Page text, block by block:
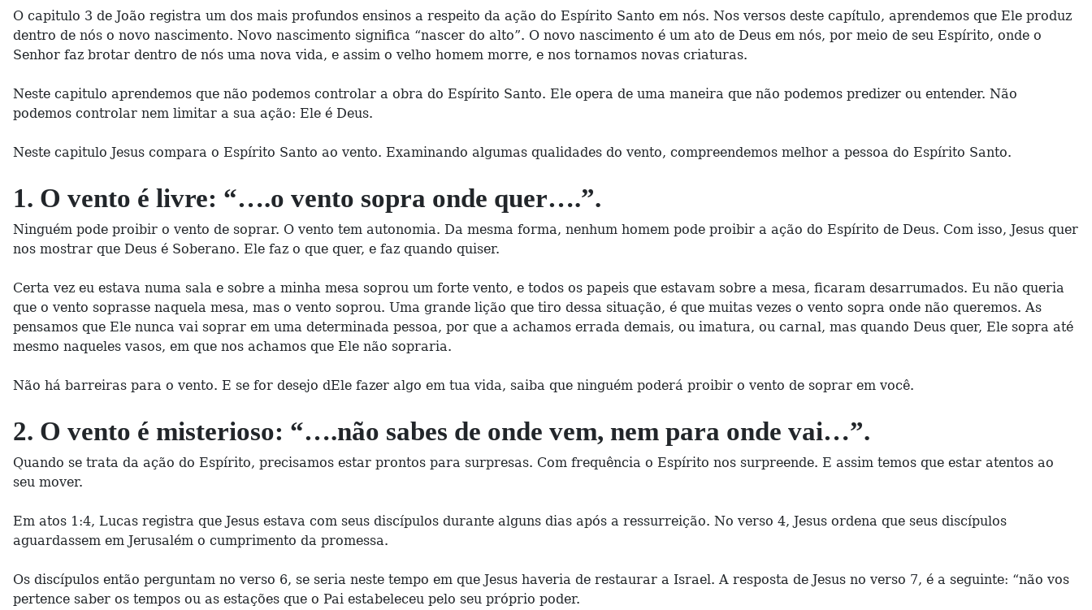
O capitulo 3 de João registra um dos mais profundos ensinos a respeito da ação do Espírito Santo em nós. Nos versos deste capítulo, aprendemos que Ele produz
dentro de nós o novo nascimento. Novo nascimento significa “nascer do alto”. O novo nascimento é um ato de Deus em nós, por meio de seu Espírito, onde o
Senhor faz brotar dentro de nós uma nova vida, e assim o velho homem morre, e nos tornamos novas criaturas.
Neste capitulo aprendemos que não podemos controlar a obra do Espírito Santo. Ele opera de uma maneira que não podemos predizer ou entender. Não
podemos controlar nem limitar a sua ação: Ele é Deus.
Neste capitulo Jesus compara o Espírito Santo ao vento. Examinando algumas qualidades do vento, compreendemos melhor a pessoa do Espírito Santo.
1. O vento é livre: “….o vento sopra onde quer….”.
Ninguém pode proibir o vento de soprar. O vento tem autonomia. Da mesma forma, nenhum homem pode proibir a ação do Espírito de Deus. Com isso, Jesus quer
nos mostrar que Deus é Soberano. Ele faz o que quer, e faz quando quiser.
Certa vez eu estava numa sala e sobre a minha mesa soprou um forte vento, e todos os papeis que estavam sobre a mesa, ficaram desarrumados. Eu não queria
que o vento soprasse naquela mesa, mas o vento soprou. Uma grande lição que tiro dessa situação, é que muitas vezes o vento sopra onde não queremos. As
pensamos que Ele nunca vai soprar em uma determinada pessoa, por que a achamos errada demais, ou imatura, ou carnal, mas quando Deus quer, Ele sopra até
mesmo naqueles vasos, em que nos achamos que Ele não sopraria.
Não há barreiras para o vento. E se for desejo dEle fazer algo em tua vida, saiba que ninguém poderá proibir o vento de soprar em você.
2. O vento é misterioso: “….não sabes de onde vem, nem para onde vai…”.
Quando se trata da ação do Espírito, precisamos estar prontos para surpresas. Com frequência o Espírito nos surpreende. E assim temos que estar atentos ao
seu mover.
Em atos 1:4, Lucas registra que Jesus estava com seus discípulos durante alguns dias após a ressurreição. No verso 4, Jesus ordena que seus discípulos
aguardassem em Jerusalém o cumprimento da promessa.
Os discípulos então perguntam no verso 6, se seria neste tempo em que Jesus haveria de restaurar a Israel. A resposta de Jesus no verso 7, é a seguinte: “não vos
pertence saber os tempos ou as estações que o Pai estabeleceu pelo seu próprio poder.